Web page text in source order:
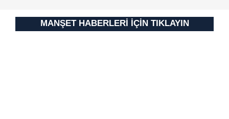
MANŞET HABERLERİ İÇİN TIKLAYIN